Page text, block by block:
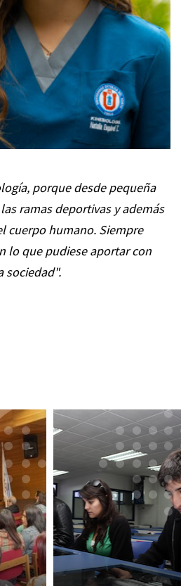
porque desde pequeña
ramas deportivas y además
cuerpo humano. Siempre
lo que pudiese aportar con
sociedad".